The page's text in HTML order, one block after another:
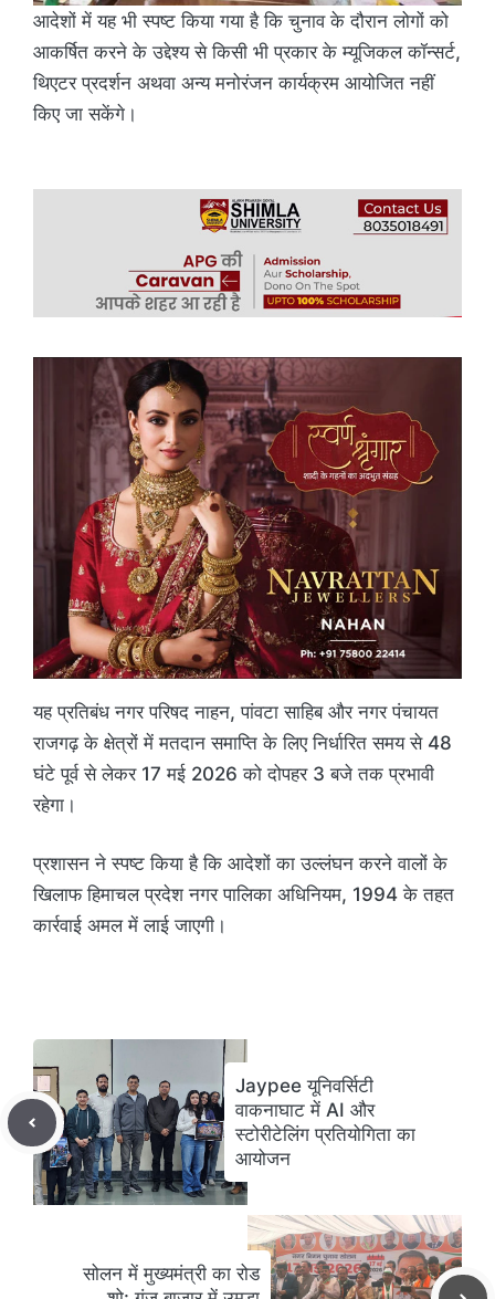
आदेशों में यह भी स्पष्ट किया गया है कि चुनाव के दौरान लोगों को
आकर्षित करने के उद्देश्य से किसी भी प्रकार के म्यूजिकल कॉन्सर्ट,
थिएटर प्रदर्शन अथवा अन्य मनोरंजन कार्यक्रम आयोजित नहीं
किए जा सकेंगे।
यह प्रतिबंध नगर परिषद नाहन, पांवटा साहिब और नगर पंचायत
राजगढ़ के क्षेत्रों में मतदान समाप्ति के लिए निर्धारित समय से 48
घंटे पूर्व से लेकर 17 मई 2026 को दोपहर 3 बजे तक प्रभावी
रहेगा।
प्रशासन ने स्पष्ट किया है कि आदेशों का उल्लंघन करने वालों के
खिलाफ हिमाचल प्रदेश नगर पालिका अधिनियम, 1994 के तहत
कार्रवाई अमल में लाई जाएगी।
Jaypee यूनिवर्सिटी
वाकनाघाट में AI और
स्टोरीटेलिंग प्रतियोगिता का
आयोजन
सोलन में मुख्यमंत्री का रोड